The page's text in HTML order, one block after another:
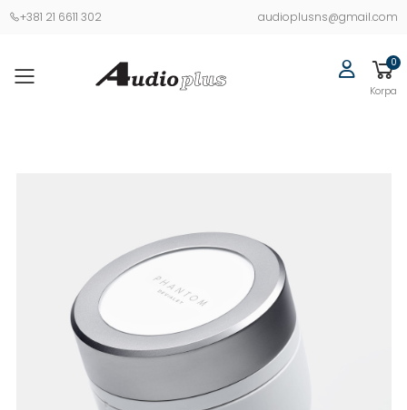
+381 21 6611 302 audioplusns@gmail.com
0
Korpa